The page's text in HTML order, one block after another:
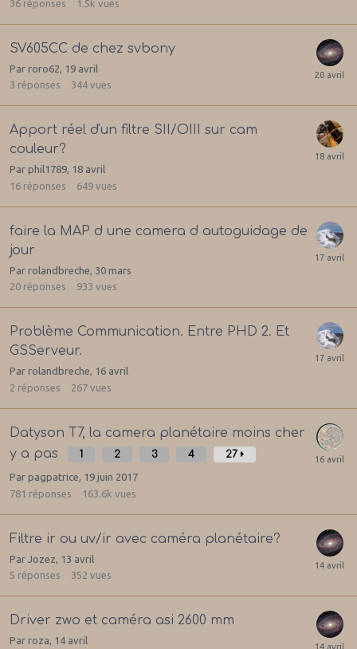
36 réponses 1.5k vues
SV605CC de chez svbony
Par roro62 19 avril
3 réponses 344 vues
Apport réel d'un filtre SII/OIII sur cam
couleur?
Par phil1789, 18 avril
16 réponses 649 vues
faire la MAP d une camera d autoguidage de
jour
Par rolandbreche 30 mars
20 réponses 933 vues
Problème Communication. Entre PHD 2. Et
GSServeur.
Par rolandbreche, 16 avril
2 réponses 267 vues
Datyson T7, la camera planétaire moins cher
y a pas
1 2 3 4
27
Par pagpatrice, 19 juin 2017
781 réponses 163.6k vues
Filtre ir ou uv/ir avec caméra planétaire?
Par Jozez 13 avril
5 réponses 352 vues
Driver zwo et caméra asi 2600 mm
Par roza, 14 avril